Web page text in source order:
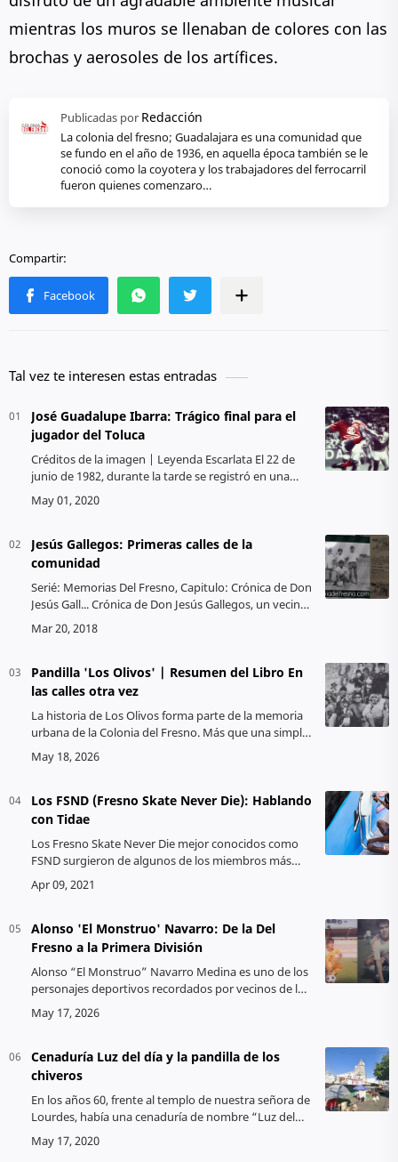
mientras los muros se llenaban de colores con las
brochas y aerosoles de los artífices.
La colonia del fresno; Guadalajara es una comunidad que
se fundo en el año de 1936, en aquella época también se le
conoció como la coyotera y los trabajadores del ferrocarril
fueron quienes comenzaro…
Tal vez te interesen estas entradas
José Guadalupe Ibarra: Trágico final para el
jugador del Toluca
Créditos de la imagen | Leyenda Escarlata El 22 de
junio de 1982, durante la tarde se registró en una
tienda de la colonia del fresno una balacera que
culmino con el fallecimie…
Jesús Gallegos: Primeras calles de la
comunidad
Serié: Memorias Del Fresno, Capitulo: Crónica de Don
Jesús Gall... Crónica de Don Jesús Gallegos, un vecino
que ha vivido desde hace 83 años en la colonia del
Fresno, …
Pandilla 'Los Olivos' | Resumen del Libro En
las calles otra vez
La historia de Los Olivos forma parte de la memoria
urbana de la Colonia del Fresno. Más que una simple
pandilla este grupo juvenil fue documentado como
parte de un fenómeno cultur…
Los FSND (Fresno Skate Never Die): Hablando
con Tidae
Los Fresno Skate Never Die mejor conocidos como
FSND surgieron de algunos de los miembros más
jóvenes de la pandilla los Olivos en el año de 1992.
Para la elaboración de este art…
Alonso 'El Monstruo' Navarro: De la Del
Fresno a la Primera División
Alonso “El Monstruo” Navarro Medina es uno de los
personajes deportivos recordados por vecinos de la
Colonia del Fresno en Guadalajara. Su historia forma
parte de esa memoria futbo…
Cenaduría Luz del día y la pandilla de los
chiveros
En los años 60, frente al templo de nuestra señora de
Lourdes, había una cenaduría de nombre “Luz del
día” muy popular en nuestro barrio. También a un
costado se encontraba un lo…